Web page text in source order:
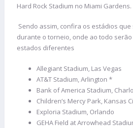
Hard Rock Stadium no Miami Gardens.
Sendo assim, confira os estádios
durante o torneio, onde ao todo serão
estados diferentes
Allegiant Stadium, Las Vegas
AT&T Stadium, Arlington *
Bank of America Stadium,
Children’s Mercy Park, Kansas
Exploria Stadium, Orlando
GEHA Field at Arrowhead